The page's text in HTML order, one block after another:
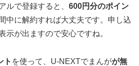
ルで登録すると、 600円分のポイン
中に解約すれば大丈夫です。申し込
示が出ますので安心ですね。
ト を使って、U-NEXTでまんがが無